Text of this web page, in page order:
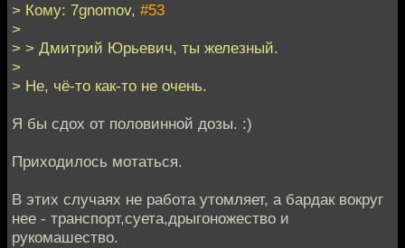
> Кому: 7gnomov, #53
>
> > Дмитрий Юрьевич, ты железный.
>
> Не, чё-то как-то не очень.
Я бы сдох от половинной дозы. :)
Приходилось мотаться.
В этих случаях не работа утомляет, а бардак вокруг
нее - транспорт,суета,дрыгоножество и
рукомашество.